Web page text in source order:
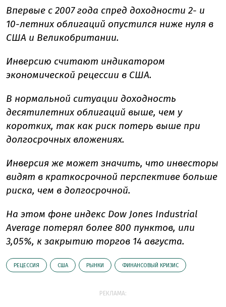
Впервые с 2007 года спред доходности 2- и
10-летних облигаций опустился ниже нуля в
США и Великобритании.
Инверсию считают индикатором
экономической рецессии в США.
В нормальной ситуации доходность
десятилетних облигаций выше, чем у
коротких, так как риск потерь выше при
долгосрочных вложениях.
Инверсия же может значить, что инвесторы
видят в краткосрочной перспективе больше
риска, чем в долгосрочной.
На этом фоне индекс Dow Jones Industrial
Average потерял более 800 пунктов, или
3,05%, к закрытию торгов 14 августа.
РЕЦЕССИЯ США РЫНКИ ФИНАНСОВЫЙ КРИЗИС
РЕКЛАМА: